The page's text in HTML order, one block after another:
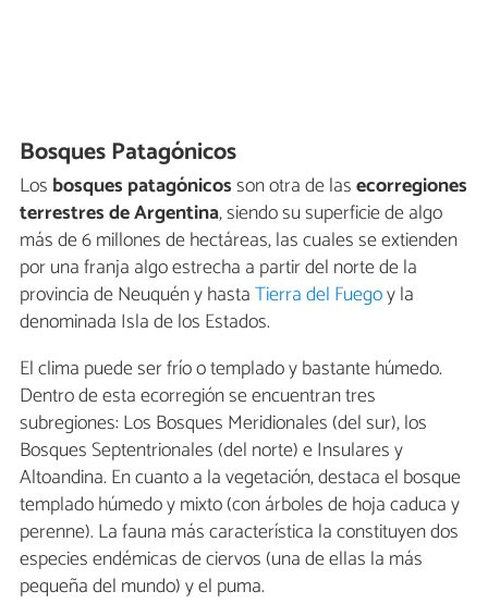
Bosques Patagónicos
Los bosques patagónicosson otra de lasecorregiones
terrestres de Argentina, siendo su superficie de algo
más de 6 millones de hectáreas, las cuales se extienden
por una franja algo estrecha a partir del norte de la
provincia de Neuquén y hastaTierra del Fuegoy la
denominada Isla de los Estados.
El clima puede ser frío o templado y bastante húmedo.
Dentro de esta ecorregión se encuentran tres
subregiones: Los Bosques Meridionales (del sur), los
Bosques Septentrionales (del norte) e Insulares y
Altoandina. En cuanto a la vegetación, destaca el bosque
templado húmedo y mixto (con árboles de hoja caduca y
perenne). La fauna más característica la constituyen dos
especies endémicas de ciervos (una de ellas la más
pequeña del mundo) y el puma.